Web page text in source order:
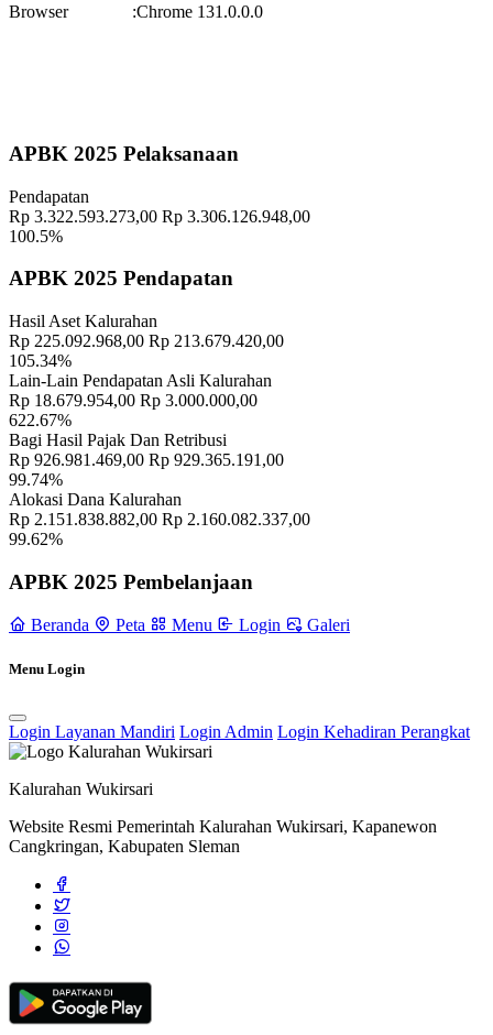
:
Halaman Balai Kalurahan Wukirsari
Browser
:Chrome 131.0.0.0
APBK 2025 Pelaksanaan
Pendapatan
Rp 3.322.593.273,00 Rp 3.306.126.948,00
100.5%
APBK 2025 Pendapatan
Hasil Aset Kalurahan
Rp 225.092.968,00 Rp 213.679.420,00
105.34%
Lain-Lain Pendapatan Asli Kalurahan
Rp 18.679.954,00 Rp 3.000.000,00
622.67%
Bagi Hasil Pajak Dan Retribusi
Rp 926.981.469,00 Rp 929.365.191,00
99.74%
Alokasi Dana Kalurahan
Rp 2.151.838.882,00 Rp 2.160.082.337,00
99.62%
APBK 2025 Pembelanjaan
Beranda Peta Menu Login Galeri
Menu Login
Login Layanan Mandiri Login Admin Login Kehadiran Perangkat
Kalurahan Wukirsari
Website Resmi Pemerintah Kalurahan Wukirsari, Kapanewon
Cangkringan, Kabupaten Sleman